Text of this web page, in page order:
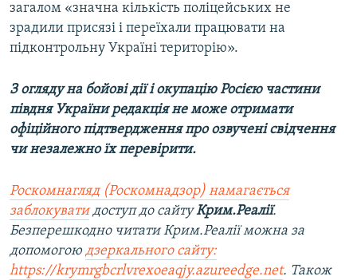
загалом «значна кількість поліцейських не
зрадили присязі і переїхали працювати на
підконтрольну Україні територію».
З огляду на бойові дії і окупацію Росією частини
півдня України редакція не може отримати
офіційного підтвердження про озвучені свідчення
чи незалежно їх перевірити.
Роскомнагляд (Роскомнадзор) намагається
заблокуватидоступ до сайтуКрим.Реалії.
Безперешкодно читати Крим.Реалії можна за
допомогою дзеркального сайту:
https://krymrgbcrlvrexoeaqjy.azureedge.net. Також